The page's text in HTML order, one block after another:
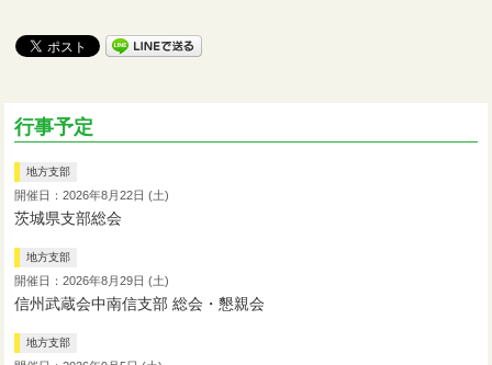
行事予定
地方支部
開催日：2026年8月22日 (土)
茨城県支部総会
地方支部
開催日：2026年8月29日 (土)
信州武蔵会中南信支部 総会・懇親会
地方支部